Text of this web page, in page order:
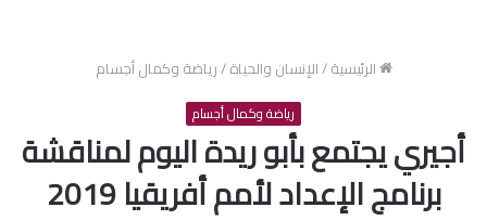
الرئيسية/الإنسان والحياة/رياضة وكمال أجسام
رياضة وكمال أجسام
أجيري يجتمع بأبو ريدة اليوم لمناقشة
برنامج الإعداد لأمم أفريقيا 2019